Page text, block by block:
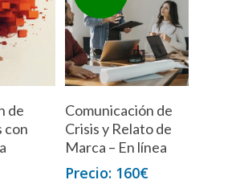
de
con
Comunicación de
Crisis y Relato de
Marca – En línea
160€